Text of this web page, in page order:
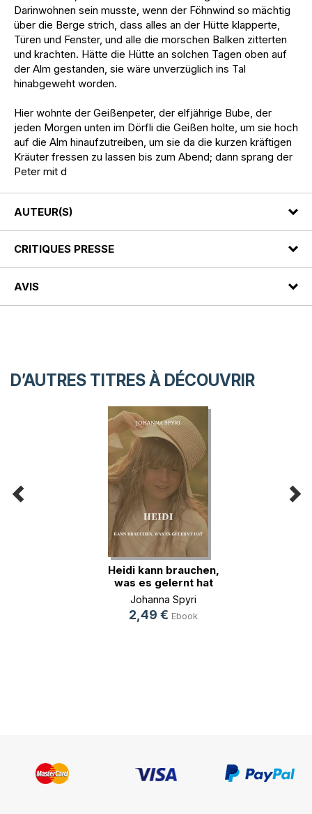
Darinwohnen sein musste, wenn der Föhnwind so mächtig
über die Berge strich, dass alles an der Hütte klapperte,
Türen und Fenster, und alle die morschen Balken zitterten
und krachten. Hätte die Hütte an solchen Tagen oben auf
der Alm gestanden, sie wäre unverzüglich ins Tal
hinabgeweht worden.
Hier wohnte der Geißenpeter, der elfjährige Bube, der
jeden Morgen unten im Dörfli die Geißen holte, um sie hoch
auf die Alm hinaufzutreiben, um sie da die kurzen kräftigen
Kräuter fressen zu lassen bis zum Abend; dann sprang der
Peter mit d
AUTEUR(S)
CRITIQUES PRESSE
AVIS
D’AUTRES TITRES À DÉCOUVRIR
Heidi kann brauchen,
was es gelernt hat
Johanna Spyri
2,49 € Ebook